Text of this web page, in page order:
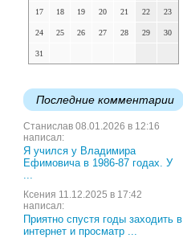
17 18 19 20 21 22 23
24 25 26 27 28 29 30
31
Последние комментарии
Станислав 08.01.2026 в 12:16
написал:
Я учился у Владимира
Ефимовича в 1986-87 годах. У
...
Ксения 11.12.2025 в 17:42
написал:
Приятно спустя годы заходить в
интернет и просматр ...